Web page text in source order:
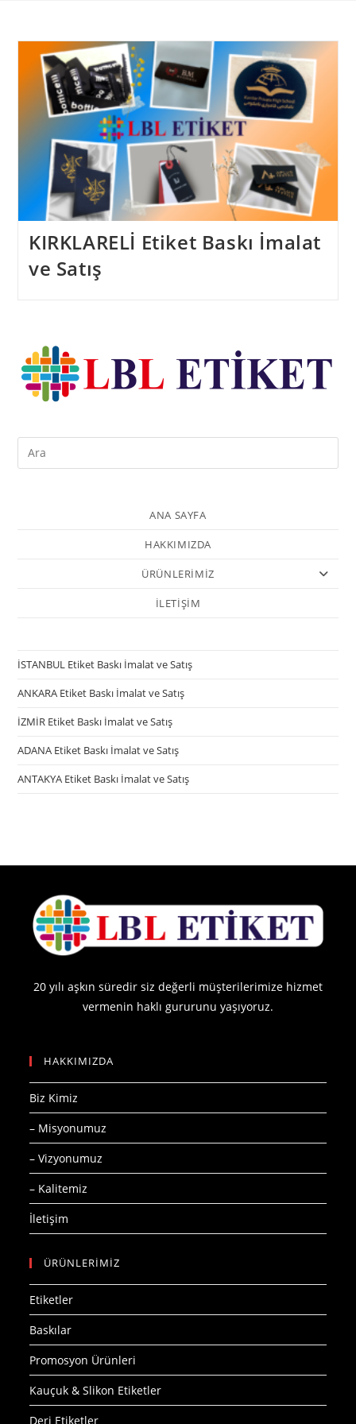
KIRKLARELİ Etiket Baskı İmalat
ve Satış
ANA SAYFA
HAKKIMIZDA
ÜRÜNLERİMİZ
İLETİŞİM
İSTANBUL Etiket Baskı İmalat ve Satış
ANKARA Etiket Baskı İmalat ve Satış
İZMİR Etiket Baskı İmalat ve Satış
ADANA Etiket Baskı İmalat ve Satış
ANTAKYA Etiket Baskı İmalat ve Satış
20 yılı aşkın süredir siz değerli müşterilerimize hizmet
vermenin haklı gururunu yaşıyoruz.
HAKKIMIZDA
Biz Kimiz
– Misyonumuz
– Vizyonumuz
– Kalitemiz
İletişim
ÜRÜNLERİMİZ
Etiketler
Baskılar
Promosyon Ürünleri
Kauçuk & Slikon Etiketler
Deri Etiketler